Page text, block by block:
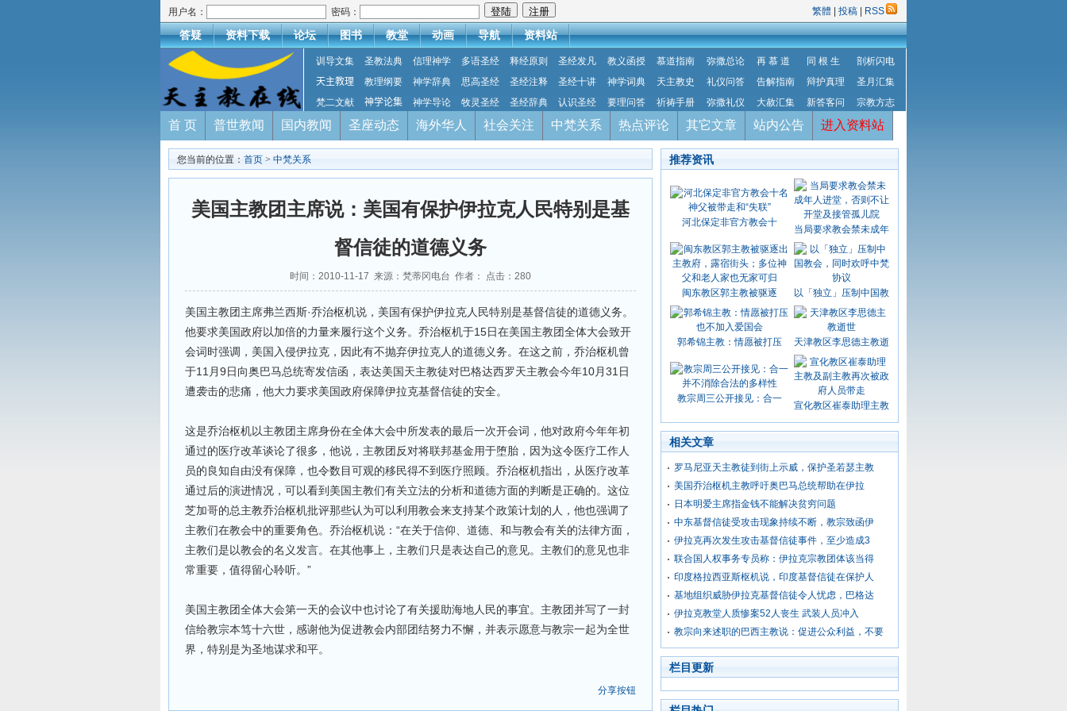
用户名： 密码： 繁體 投稿 RSS
答疑 资料下载 论坛 图书 教堂 动画 导航 资料站
训导文集 圣教法典 信理神学 多语圣经 释经原则 圣经发凡 教义函授 慕道指南 弥撒总论 再 慕 道 同 根 生
剖析闪电
天主教理
教理纲要 神学辞典 思高圣经 圣经注释 圣经十讲 神学词典 天主教史 礼仪问答 告解指南 辩护真理
圣月汇集
梵二文献
神学论集 神学导论 牧灵圣经 圣经辞典 认识圣经 要理问答 祈祷手册 弥撒礼仪 大赦汇集 新答客问 宗教方志
首 页 普世教闻 国内教闻 圣座动态 海外华人 社会关注 中梵关系 热点评论 其它文章 站内公告 进入资料站
您当前的位置： 首页 > 中梵关系
美国主教团主席说：美国有保护伊拉克人民特别是基
督信徒的道德义务
时间：2010-11-17 来源：梵蒂冈电台 作者： 点击： 280
美国主教团主席弗兰西斯·乔治枢机说，美国有保护伊拉克人民特别是基督信徒的道德义务。
他要求美国政府以加倍的力量来履行这个义务。乔治枢机于15日在美国主教团全体大会致开
会词时强调，美国入侵伊拉克，因此有不抛弃伊拉克人的道德义务。在这之前，乔治枢机曾
于11月9日向奥巴马总统寄发信函，表达美国天主教徒对巴格达西罗天主教会今年10月31日
遭袭击的悲痛，他大力要求美国政府保障伊拉克基督信徒的安全。
这是乔治枢机以主教团主席身份在全体大会中所发表的最后一次开会词，他对政府今年年初
通过的医疗改革谈论了很多，他说，主教团反对将联邦基金用于堕胎，因为这令医疗工作人
员的良知自由没有保障，也令数目可观的移民得不到医疗照顾。乔治枢机指出，从医疗改革
通过后的演进情况，可以看到美国主教们有关立法的分析和道德方面的判断是正确的。这位
芝加哥的总主教乔治枢机批评那些认为可以利用教会来支持某个政策计划的人，他也强调了
主教们在教会中的重要角色。乔治枢机说：“在关于信仰、道德、和与教会有关的法律方面，
主教们是以教会的名义发言。在其他事上，主教们只是表达自己的意见。主教们的意见也非
常重要，值得留心聆听。”
美国主教团全体大会第一天的会议中也讨论了有关援助海地人民的事宜。主教团并写了一封
信给教宗本笃十六世，感谢他为促进教会内部团结努力不懈，并表示愿意与教宗一起为全世
界，特别是为圣地谋求和平。
分享按钮
推荐资讯
河北保定非官方教会十
当局要求教会禁未成年
闽东教区郭主教被驱逐 以「独立」压制中国教
郭希锦主教：情愿被打压 天津教区李思德主教逝
教宗周三公开接见：合一
宣化教区崔泰助理主教
相关文章
罗马尼亚天主教徒到街上示威，保护圣若瑟主教
美国乔治枢机主教呼吁奥巴马总统帮助在伊拉
日本明爱主席指金钱不能解决贫穷问题
中东基督信徒受攻击现象持续不断，教宗致函伊
伊拉克再次发生攻击基督信徒事件，至少造成3
联合国人权事务专员称：伊拉克宗教团体该当得
印度格拉西亚斯枢机说，印度基督信徒在保护人
基地组织威胁伊拉克基督信徒令人忧虑，巴格达
伊拉克教堂人质惨案52人丧生 武装人员冲入
教宗向来述职的巴西主教说：促进公众利益，不要
栏目更新